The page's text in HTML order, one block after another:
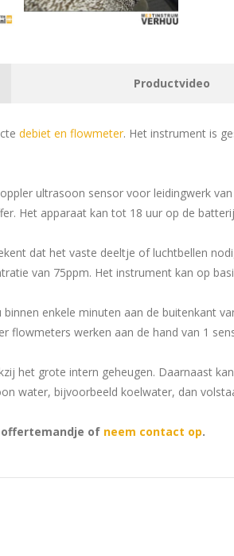
Productvideo
debiet en flowmeter. Het instrument is
ultrasoon sensor voor leidingwerk
Het apparaat kan tot 18 uur op de
dat het vaste deeltje of luchtbellen
van 75ppm. Het instrument kan op
enkele minuten aan de buitenkant
flowmeters werken aan de hand van 1
het grote intern geheugen. Daarnaast
water, bijvoorbeeld koelwater, dan
of neem contact op.